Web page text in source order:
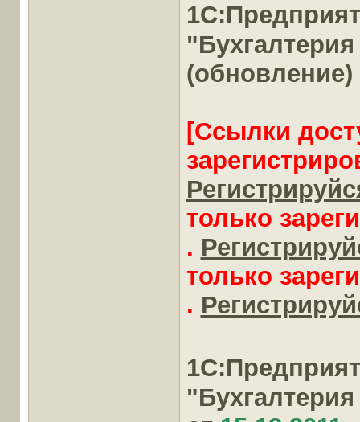
[Ссылки
только
.
только
.